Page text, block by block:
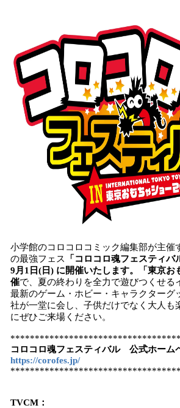
読
み
込
み
中
で
小学館のコロコロコミック編集部が主催
の最強フェス
「コロコロ魂フェスティバ
9月1日(日) に開催いたします。「東京お
催で、夏の終わりを全力で遊びつくせる
最新のゲーム・ホビー・キャラクターグ
社が一堂に会し、子供だけでなく大人も
にぜひご来場ください。
コロコロ魂フェスティバル 公式ホーム
https://corofes.jp/
TVCM：